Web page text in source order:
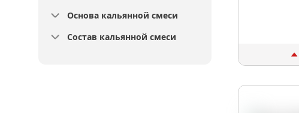
Основа кальянной смеси
Состав кальянной смеси